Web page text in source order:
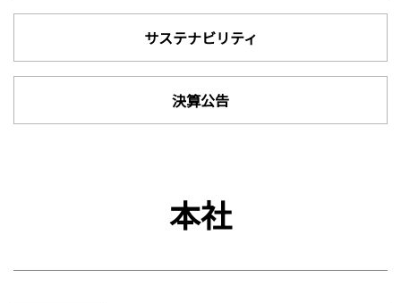
サステナビリティ
決算公告
本社